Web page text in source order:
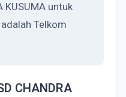
KUSUMA untuk
Telkom
CHANDRA